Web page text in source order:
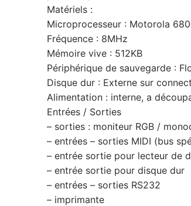
Matériels :
Microprocesseur : Motorola
Fréquence : 8MHz
Mémoire vive : 512KB
Périphérique de sauvegarde :
Disque dur : Externe sur
Alimentation : interne, a
Entrées / Sorties
– sorties : moniteur RGB /
– entrées – sorties MIDI (bus
– entrée sortie pour lecteur de
– entrée sortie pour disque dur
– entrées – sorties RS232
– imprimante